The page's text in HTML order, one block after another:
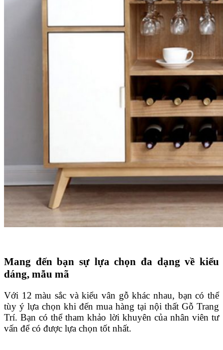
Mang đến bạn sự lựa chọn đa dạng về kiểu
dáng, mẫu mã
Với 12 màu sắc và kiểu vân gỗ khác nhau, bạn có thể
tùy ý lựa chọn khi đến mua hàng tại nội thất Gỗ Trang
Trí. Bạn có thể tham khảo lời khuyên của nhân viên tư
vấn để có được lựa chọn tốt nhất.